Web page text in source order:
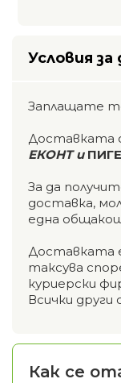
Условия
Заплащате
Доставката
ЕКОНТ и
За да
доставка,
една
Доставката
таксува
куриерски
Всички други
Как се